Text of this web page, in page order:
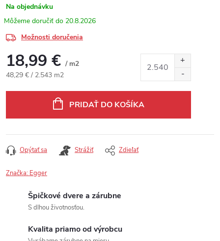
Na objednávku
20.8.2026
Možnosti doručenia
18,99 € / m2
Jednotková cena:
48,29 € / 2.543 m2
PRIDAŤ DO KOŠÍKA
Opýtať sa Strážiť Zdieľať
Značka: Egger
Špičkové dvere a zárubne
S dlhou životnosťou.
Kvalita priamo od výrobcu